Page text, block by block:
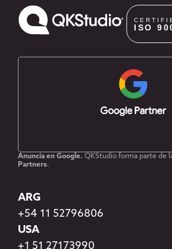
Anuncia en Google. QKStudio forma parte de
Partners.
ARG
+54 11 52796806
USA
+1 51 27173990